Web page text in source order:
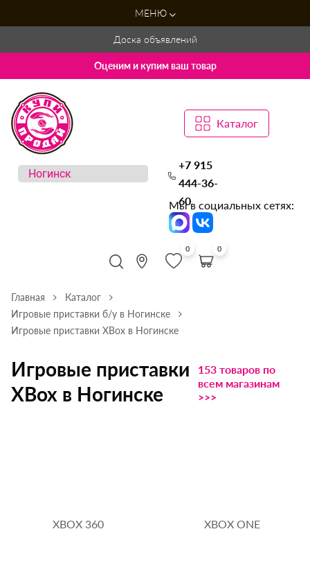
МЕНЮ
Доска объявлений
Оценим и купим ваш товар
Каталог
+7 915
444-36-
60
Мы в социальных сетях:
0 0
Главная
Каталог
Игровые приставки б/у в Ногинске
Игровые приставки XBox в Ногинске
Игровые приставки
XBox в Ногинске
153 товаров по
всем магазинам
>>>
XBOX 360 XBOX ONE